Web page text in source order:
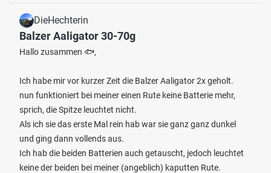
DieHechterin
Balzer Aaligator 30-70g
Hallo zusammen 🐟,
Ich habe mir vor kurzer Zeit die Balzer Aaligator 2x geholt.
nun funktioniert bei meiner einen Rute keine Batterie mehr,
sprich, die Spitze leuchtet nicht.
Als ich sie das erste Mal rein hab war sie ganz ganz dunkel
und ging dann vollends aus.
Ich hab die beiden Batterien auch getauscht, jedoch leuchtet
keine der beiden bei meiner (angeblich) kaputten Rute.